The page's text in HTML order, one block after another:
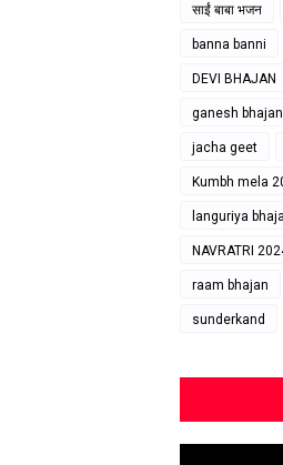
साईं बाबा भजन
banna banni
DEVI BHAJAN
ganesh bhajan
jacha geet
Kumbh mela
languriya
NAVRATRI
raam bhajan
sunderkand